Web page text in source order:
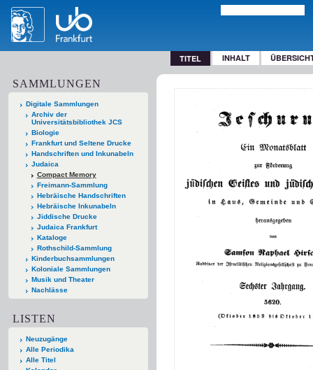
TITEL INHALT
SAMMLUNGEN
Digitale Sammlungen
Archiv der
Universitätsbibliothek JCS
Biologie
Frankfurt und Seltene Drucke
Handschriften und Inkunabeln
Judaica
Compact Memory
Freimann-Sammlung
Hebräische Handschriften
Hebräische Inkunabeln
Jiddische Drucke
Judaica Frankfurt
Kataloge
Rothschild-Sammlung
Kinderbuchsammlungen
Koloniale Sammlungen
Musik und Theater
Nachlässe
LISTEN
Neuzugänge
Alle Periodika
Alle Titel